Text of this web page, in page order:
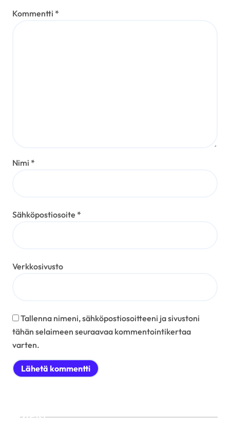
Kommentti *
Nimi *
Sähköpostiosoite *
Verkkosivusto
Tallenna nimeni, sähköpostiosoitteeni ja sivustoni
tähän selaimeen seuraavaa kommentointikertaa
varten.
Etsi